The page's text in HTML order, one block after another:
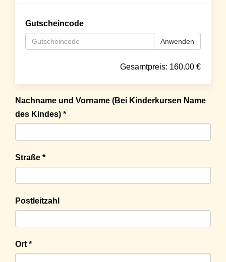
Gutscheincode
Anwenden
Gesamtpreis: 160.00 €
Nachname und Vorname (Bei Kinderkursen Name
des Kindes) *
Straße *
Postleitzahl
Ort *